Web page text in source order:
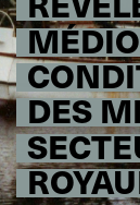
DES